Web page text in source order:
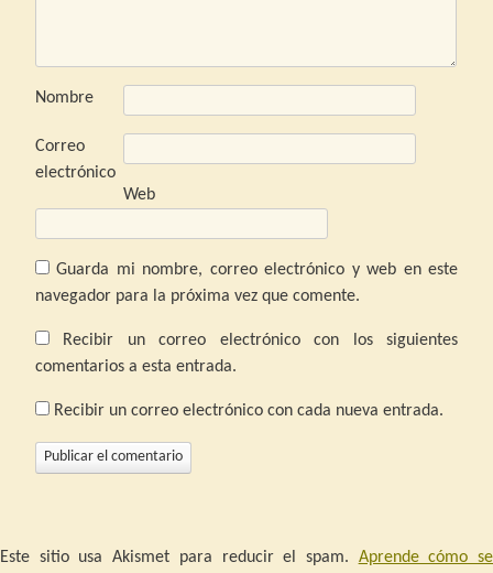
Nombre
Correo
electrónico
Web
Guarda mi nombre, correo electrónico y web en este
navegador para la próxima vez que comente.
Recibir un correo electrónico con los siguientes
comentarios a esta entrada.
Recibir un correo electrónico con cada nueva entrada.
Este sitio usa Akismet para reducir el spam. Aprende cómo se